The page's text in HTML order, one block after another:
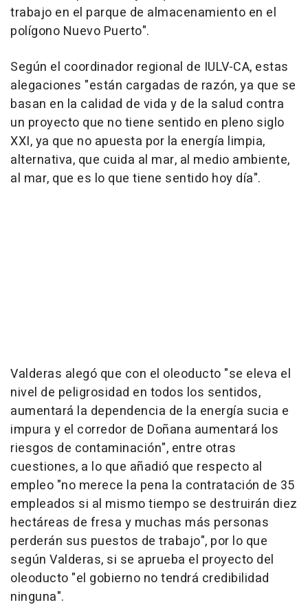
trabajo en el parque de almacenamiento en el
polígono Nuevo Puerto".
Según el coordinador regional de IULV-CA, estas
alegaciones "están cargadas de razón, ya que se
basan en la calidad de vida y de la salud contra
un proyecto que no tiene sentido en pleno siglo
XXI, ya que no apuesta por la energía limpia,
alternativa, que cuida al mar, al medio ambiente,
al mar, que es lo que tiene sentido hoy día".
Valderas alegó que con el oleoducto "se eleva el
nivel de peligrosidad en todos los sentidos,
aumentará la dependencia de la energía sucia e
impura y el corredor de Doñana aumentará los
riesgos de contaminación", entre otras
cuestiones, a lo que añadió que respecto al
empleo "no merece la pena la contratación de 35
empleados si al mismo tiempo se destruirán diez
hectáreas de fresa y muchas más personas
perderán sus puestos de trabajo", por lo que
según Valderas, si se aprueba el proyecto del
oleoducto "el gobierno no tendrá credibilidad
ninguna".